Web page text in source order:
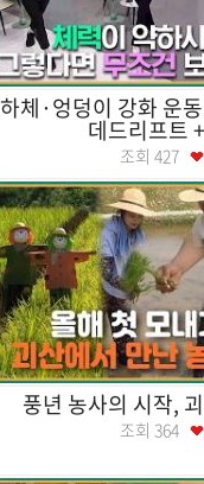
하체·엉덩이 강화 운
데드리프트
조회 427
풍년 농사의 시작,
조회 364